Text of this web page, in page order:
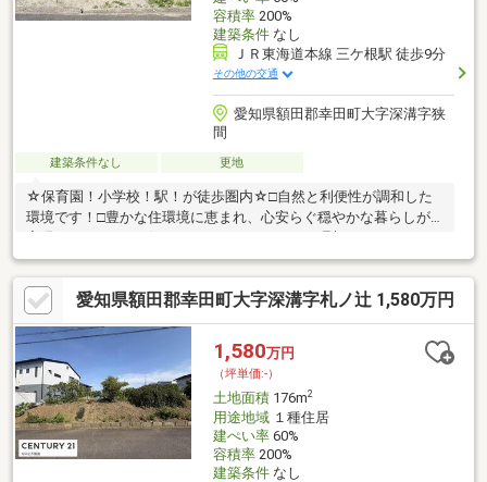
容積率200%
建築条件なし
ＪＲ東海道本線 三ケ根駅 徒歩9分
その他の交通
愛知県額田郡幸田町大字深溝字狭
間
建築条件なし 更地
☆保育園！小学校！駅！が徒歩圏内☆□自然と利便性が調和した
環境です！□豊かな住環境に恵まれ、心安らぐ穏やかな暮らしが
を建築可能な建築条件なしの売地です。☆お客様の物件のご希望
をお聞かせください！☆資料請求・案内予約はもちろん、気にな
ったことなど何でもお気軽にお問い合わせください。お待ちして
おります（＾＾）
愛知県額田郡幸田町大字深溝字札ノ辻 1,580万円
1,580万円
（坪単価:-）
土地面積176m2
用途地域１種住居
建ぺい率60%
容積率200%
建築条件なし